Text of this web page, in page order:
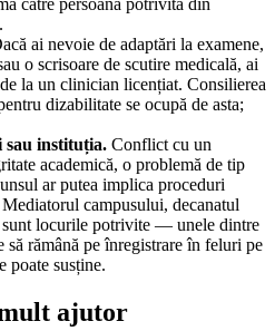
către persoana potrivită din
ai nevoie de adaptări la examene,
o scrisoare de scutire medicală, ai
la un clinician licențiat. Consilierea
dizabilitate se ocupă de asta;
sau instituția. Conflict cu un
academică, o problemă de tip
ar putea implica proceduri
campusului, decanatul
sunt locurile potrivite — unele dintre
să rămână pe înregistrare în feluri pe
poate susține.
ajutor